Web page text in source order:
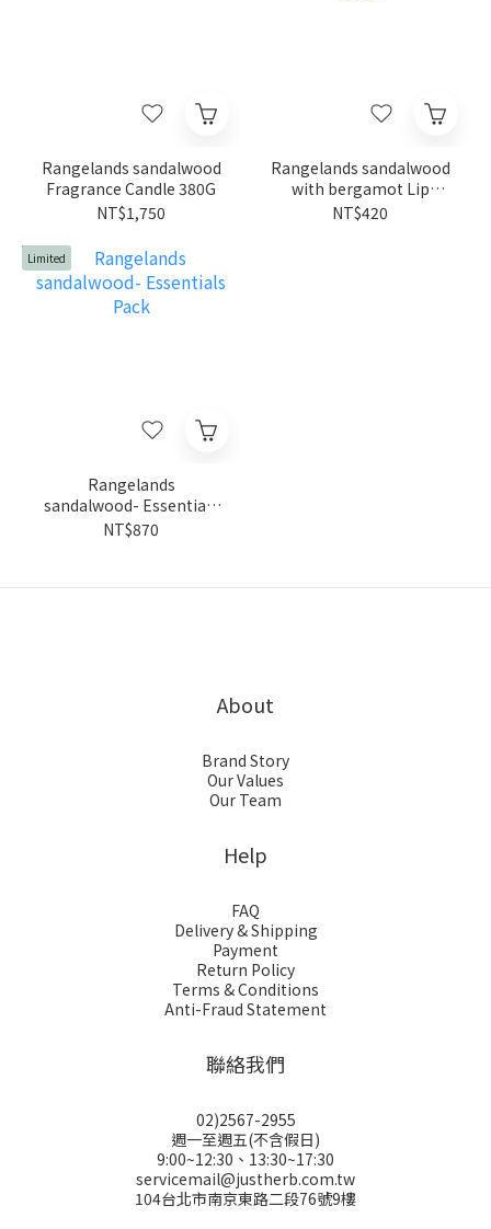
Rangelands sandalwood
Fragrance Candle 380G
NT$1,750
Rangelands sandalwood
with bergamot Lip
Lustre 15ML
NT$420
Limited
Rangelands
sandalwood- Essentials
Pack
NT$870
About
Brand Story
Our Values
Our Team
Help
FAQ
Delivery & Shipping
Payment
Return Policy
Terms & Conditions
Anti-Fraud Statement
聯絡我們
02)2567-2955
週一至週五(不含假日)
9:00~12:30、13:30~17:30
servicemail@justherb.com.tw
104台北市南京東路二段76號9樓